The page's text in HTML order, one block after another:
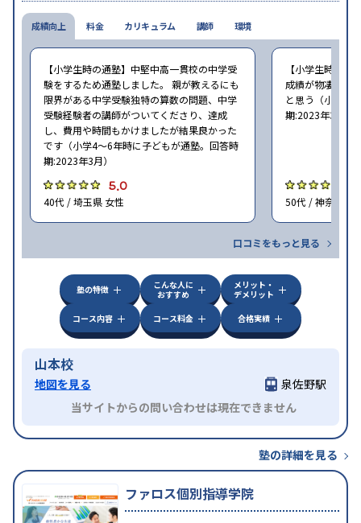
成績向上
【小学生時の通塾】中堅中高一貫校の中学受
験をするため通塾しました。 親が教えるにも
限界がある中学受験独特の算数の問題、中学
受験経験者の講師がついてくださり、達成
し、費用や時間もかけましたが結果良かった
です（小学4〜6年時に子どもが通塾。回答時
期:2023年3月）
5.0
40代 / 埼玉県 女性
【小学生時の通
成績が物凄く悪
と思う（小学6
期:2023年3月）
50代 / 神奈川県
口コミをもっと見る
料金 カリキュラム 講師 環境
塾の特徴
こんな人に
おすすめ
メリット・
デメリット
コース内容
コース料金 合格実績
山本校
地図を見る
泉佐野駅
当サイトからの問い合わせは現在できません
塾の詳細を見る
ファロス個別指導学院